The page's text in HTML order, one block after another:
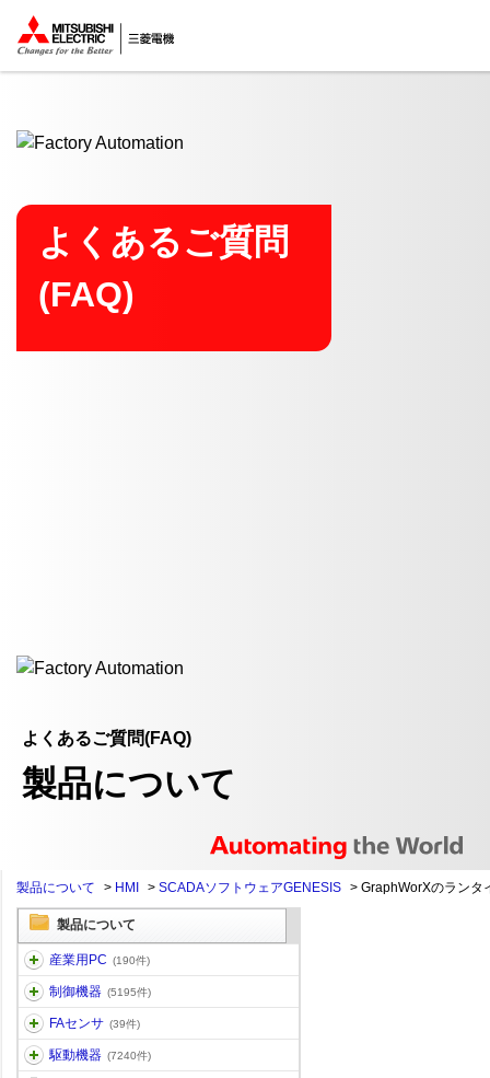
ここから本文
よくあるご質問
(FAQ)
よくあるご質問(FAQ)
製品について
製品について > HMI > SCADAソフトウェアGENESIS > GraphWorXのランタ
製品について
産業用PC (190件)
制御機器 (5195件)
FAセンサ (39件)
駆動機器 (7240件)